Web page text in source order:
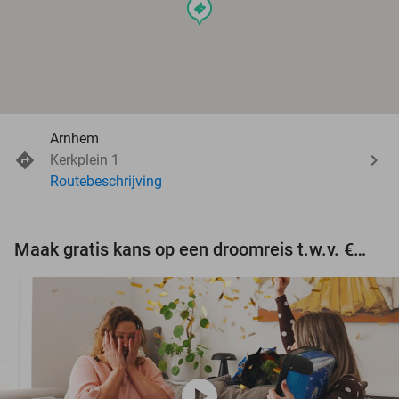
events
Arnhem
Kerkplein 1
Routebeschrijving
Maak gratis kans op een droomreis t.w.v. €3.000!